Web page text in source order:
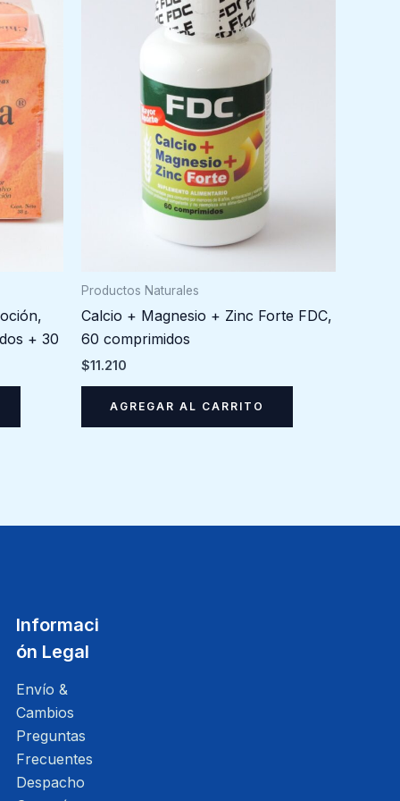
+ 30
Productos Naturales
Calcio + Magnesio + Zinc Forte FDC,
60 comprimidos
$11.210
AGREGAR AL CARRITO
Informaci
ón Legal
Envío &
Cambios
Preguntas
Frecuentes
Despacho